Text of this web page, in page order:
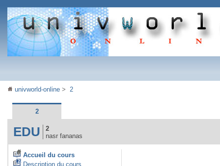
univworld-online > 2
2
EDU
2
nasr fananas
Accueil du cours
Description du cours